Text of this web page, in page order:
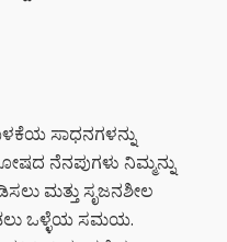
ಸಾಧನಗಳನ್ನು
ನೆನಪುಗಳು ನಿಮ್ಮನ್ನು
ಮತ್ತು ಸೃಜನಶೀಲ
ಒಳ್ಳೆಯ ಸಮಯ.